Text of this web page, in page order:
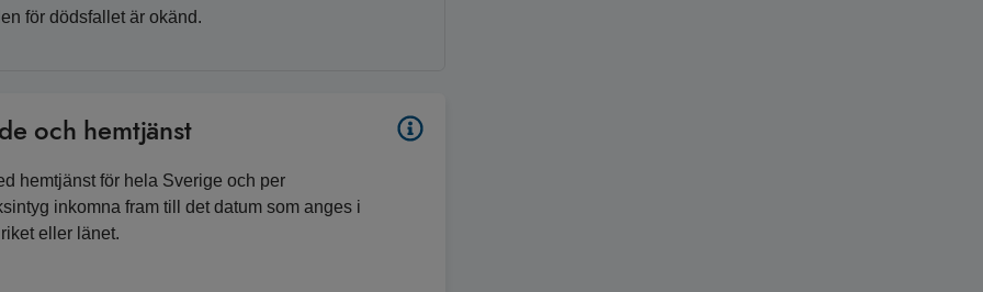
för dödsfallet är okänd.
och hemtjänst
hemtjänst för hela Sverige och per
inkomna fram till det datum som anges i
eller länet.